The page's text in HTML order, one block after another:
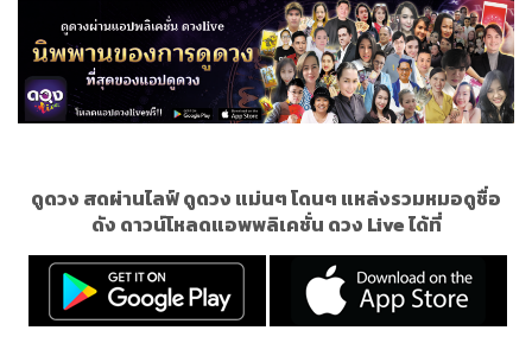
ดูดวง สดผ่านไลฟ์ ดูดวง แม่นๆ โดนๆ แหล่งรวมหมอดูชื่อ
ดัง ดาวน์โหลดแอพพลิเคชั่น ดวง Live ได้ที่